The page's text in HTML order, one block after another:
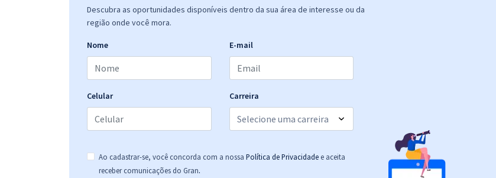
Descubra as oportunidades disponíveis dentro da sua área de interesse ou da
região onde você mora.
Nome E-mail
Celular Carreira
Ao cadastrar-se, você concorda com a nossa Política de Privacidade e aceita
receber comunicações do Gran.